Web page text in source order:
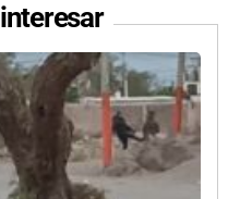
interesar